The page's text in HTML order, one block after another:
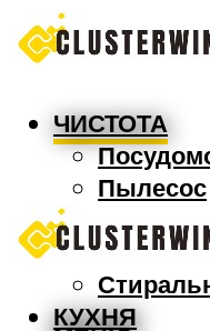
ЧИСТОТА
Пылесос
Утюг
Швабра
КУХНЯ